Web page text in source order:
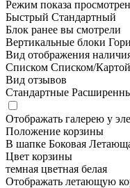
Режим показа
Быстрый Стандартный
Блок ранее вы смотрели
Вертикальные блоки
Вид отображения
Списком Списком/Картой
Вид отзывов
Стандартные
Отображать галерею у
Положение корзины
В шапке Боковая
Цвет корзины
темная цветная белая
Отображать летающую